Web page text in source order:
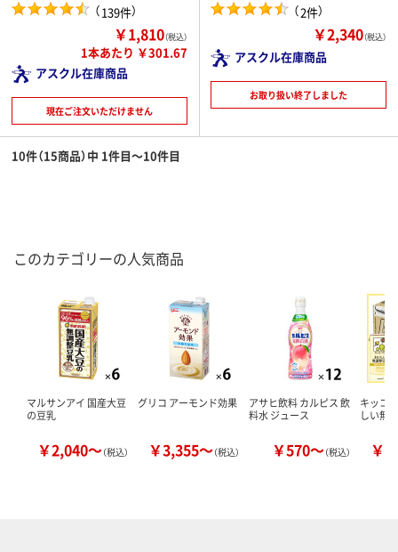
（139件）
￥1,810（税込）
1本あたり ￥301.67
アスクル在庫商品
現在ご注文いただけません
（2件）
￥2,340（税込）
アスクル在庫商品
お取り扱い終了しました
10件（15商品）中 1件目～10件目
このカテゴリーの人気商品
マルサンアイ 国産大豆
の豆乳
￥2,040～（税込）
グリコ アーモンド効果
￥3,355～（税込）
アサヒ飲料 カルピス 飲
料水 ジュース
￥570～（税込）
キッコ
しい無
￥